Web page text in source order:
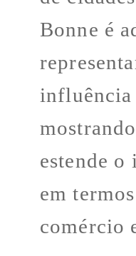
Bonne é
influência
estende o
em
comércio